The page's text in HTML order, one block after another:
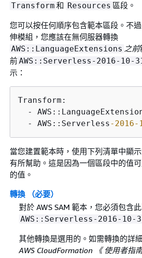
Transform 和 Resources 區段。
您可以按任何順序包含範本區段。不
伸模組，您應該在無伺服器轉換
AWS::LanguageExtensions 之前
前AWS::Serverless-2016-10-
示：
Transform:
-
  - AWS::Serverless
-2016-
當您建置範本時，使用下列清單中顯
有所幫助。這是因為一個區段中的值
的值。
轉換 （必要）
對於 AWS SAM 範本，您必須包含
AWS::Serverless-2016-10-
其他轉換是選用的。如需轉換的詳
AWS CloudFormation 《 使用者指